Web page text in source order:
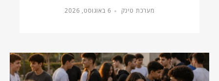
מערכת טינק 6 באוגוסט, 2026